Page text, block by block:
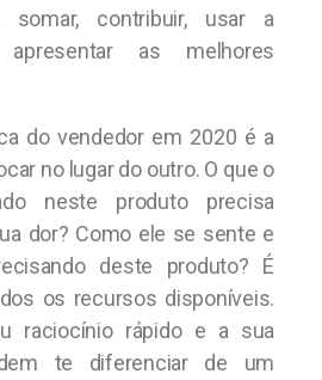
somar, contribuir, usar a
as melhores
do vendedor em 2020 é a
no lugar do outro. O que o
neste produto precisa
dor? Como ele se sente e
deste produto? É
os recursos disponíveis.
raciocínio rápido e a sua
te diferenciar de um